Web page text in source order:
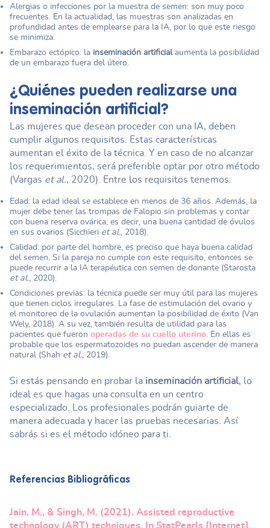
Alergias o infecciones por la muestra de semen: son muy poco
frecuentes. En la actualidad, las muestras son analizadas en
profundidad antes de emplearse para la IA, por lo que este riesgo
se minimiza.
Embarazo ectópico: la inseminación artificialaumenta la posibilidad
de un embarazo fuera del útero.
¿Quiénes pueden realizarse una
inseminación artificial?
Las mujeres que desean proceder con una IA, deben
cumplir algunos requisitos. Estas características
aumentan el éxito de la técnica. Y en caso de no alcanzar
los requerimientos, será preferible optar por otro método
(Vargas et al., 2020). Entre los requisitos tenemos:
Edad: la edad ideal se establece en menos de 36 años. Además, la
mujer debe tener las trompas de Falopio sin problemas y contar
con buena reserva ovárica, es decir, una buena cantidad de óvulos
en sus ovarios (Sicchieri et al. , 2018).
Calidad: por parte del hombre, es preciso que haya buena calidad
del semen. Si la pareja no cumple con este requisito, entonces se
puede recurrir a la IA terapéutica con semen de donante (Starosta
et al. , 2020).
Condiciones previas: la técnica puede ser muy útil para las mujeres
que tienen ciclos irregulares. La fase de estimulación del ovario y
el monitoreo de la ovulación aumentan la posibilidad de éxito (Van
Wely, 2018). A su vez, también resulta de utilidad para las
pacientes que fueron operadas de su cuello uterino . En ellas es
probable que los espermatozoides no puedan ascender de manera
natural (Shah et al. , 2019).
Si estás pensando en probar la inseminación artificial, lo
ideal es que hagas una consulta en un centro
especializado. Los profesionales podrán guiarte de
manera adecuada y hacer las pruebas necesarias. Así
sabrás si es el método idóneo para ti.
Referencias Bibliográficas
Jain, M., & Singh, M. (2021). Assisted reproductive
technology (ART) techniques. In StatPearls [Internet].